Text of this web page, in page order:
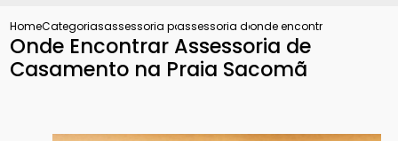
HomeCategoriasassessoria para casamentos
assessoria de casamento grande sao
onde encontrar
Onde Encontrar Assessoria de
Casamento na Praia Sacomã